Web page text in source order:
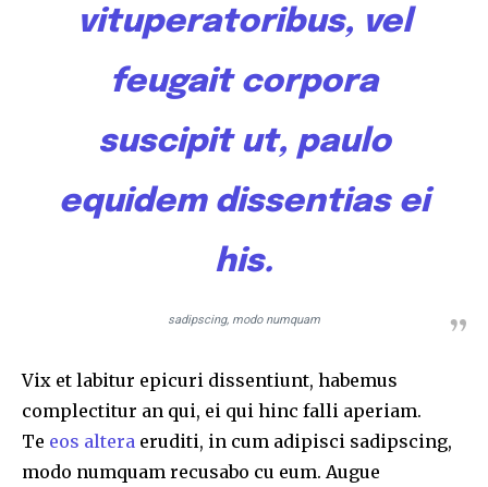
vituperatoribus, vel
feugait corpora
suscipit ut, paulo
equidem dissentias ei
his.
sadipscing, modo numquam
Vix et labitur epicuri dissentiunt, habemus
complectitur an qui, ei qui hinc falli aperiam.
Te eos altera eruditi, in cum adipisci sadipscing,
modo numquam recusabo cu eum. Augue